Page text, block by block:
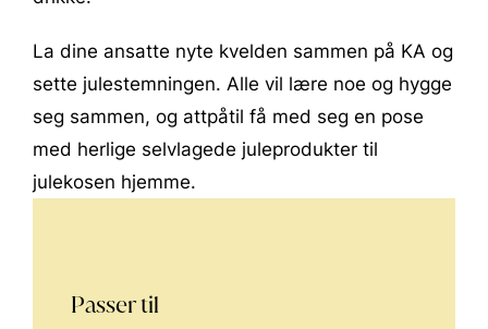
La dine ansatte nyte kvelden sammen på KA og
sette julestemningen. Alle vil lære noe og hygge
seg sammen, og attpåtil få med seg en pose
med herlige selvlagede juleprodukter til
julekosen hjemme.
Passer til